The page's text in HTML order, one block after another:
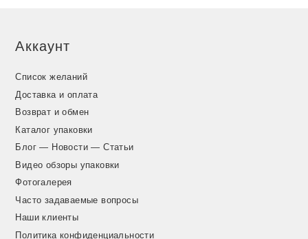
Аккаунт
Список желаний
Доставка и оплата
Возврат и обмен
Каталог упаковки
Блог — Новости — Статьи
Видео обзоры упаковки
Фотогалерея
Часто задаваемые вопросы
Наши клиенты
Политика конфиденциальности